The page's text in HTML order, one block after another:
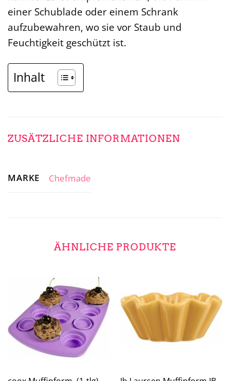
einer Schublade oder einem Schrank
aufzubewahren, wo sie vor Staub und
Feuchtigkeit geschützt ist.
Inhalt
ZUSÄTZLICHE INFORMATIONEN
MARKE Chefmade
ÄHNLICHE PRODUKTE